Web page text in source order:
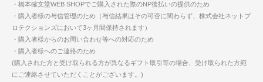
・橋本確文堂WEB SHOPでご購入された際のNP後払いの提供のため
・購入者様の与信管理のため（与信結果はその可否に関わらず、株式会社ネットプ
ロテクションズにおいて3ヶ月間保持されます）
・購入者様からのお問い合わせ等への対応のため
・購入者様へのご連絡のため
(購入された方と受け取られる方が異なるギフト取引等の場合、受け取られた方宛
にご連絡させていただくことがございます。)